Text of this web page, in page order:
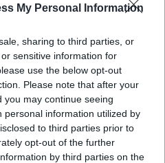
My Personal Information
sharing to third parties, or
sensitive information for
use the below opt-out
Please note that after your
may continue seeing
personal information utilized by
to third parties prior to
opt-out of the further
by third parties on the
oldalára is
Tanácsának ülésén
európai háborúját
a magyar emberek nem
háborút, békét akarnak.
zajló háború
ország számára. A magyar
garantálása...